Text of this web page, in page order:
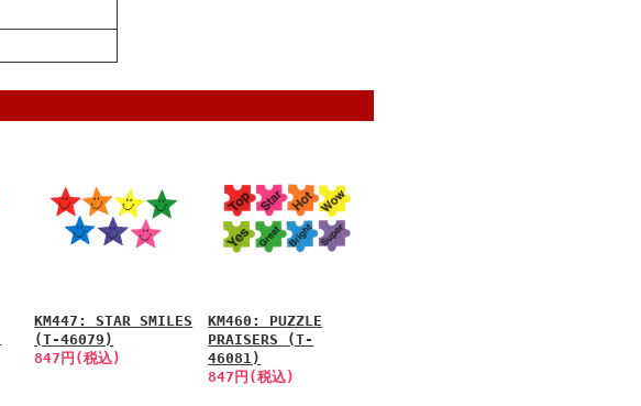
KM447: STAR SMILES
(T-46079)
847円(税込)
KM460: PUZZLE
PRAISERS (T-
46081)
847円(税込)